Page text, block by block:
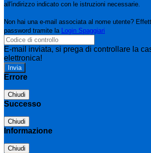
all'indirizzo indicato con le istruzioni necessarie.
Non hai una e-mail associata al nome utente?
password tramite la Login Spaggiari
E-mail inviata, si prega di controllare la
elettronica!
Errore
Chiudi
Successo
Chiudi
Informazione
Chiudi